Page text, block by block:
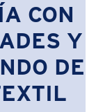
CON
Y
DE